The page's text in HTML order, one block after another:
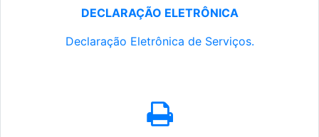
DECLARAÇÃO ELETRÔNICA
Declaração Eletrônica de Serviços.